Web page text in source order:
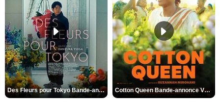
Des Fleurs pour Tokyo Bande-annonce VO STFR Cotton Queen Bande-annonce VO STFR